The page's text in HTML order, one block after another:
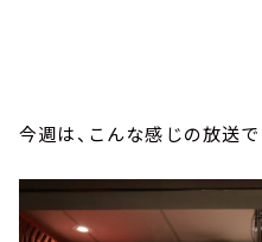
今週は、こんな感じの放送で